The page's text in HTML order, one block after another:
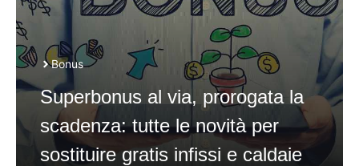
Bonus
Superbonus al via, prorogata la
scadenza: tutte le novità per
sostituire gratis infissi e caldaie